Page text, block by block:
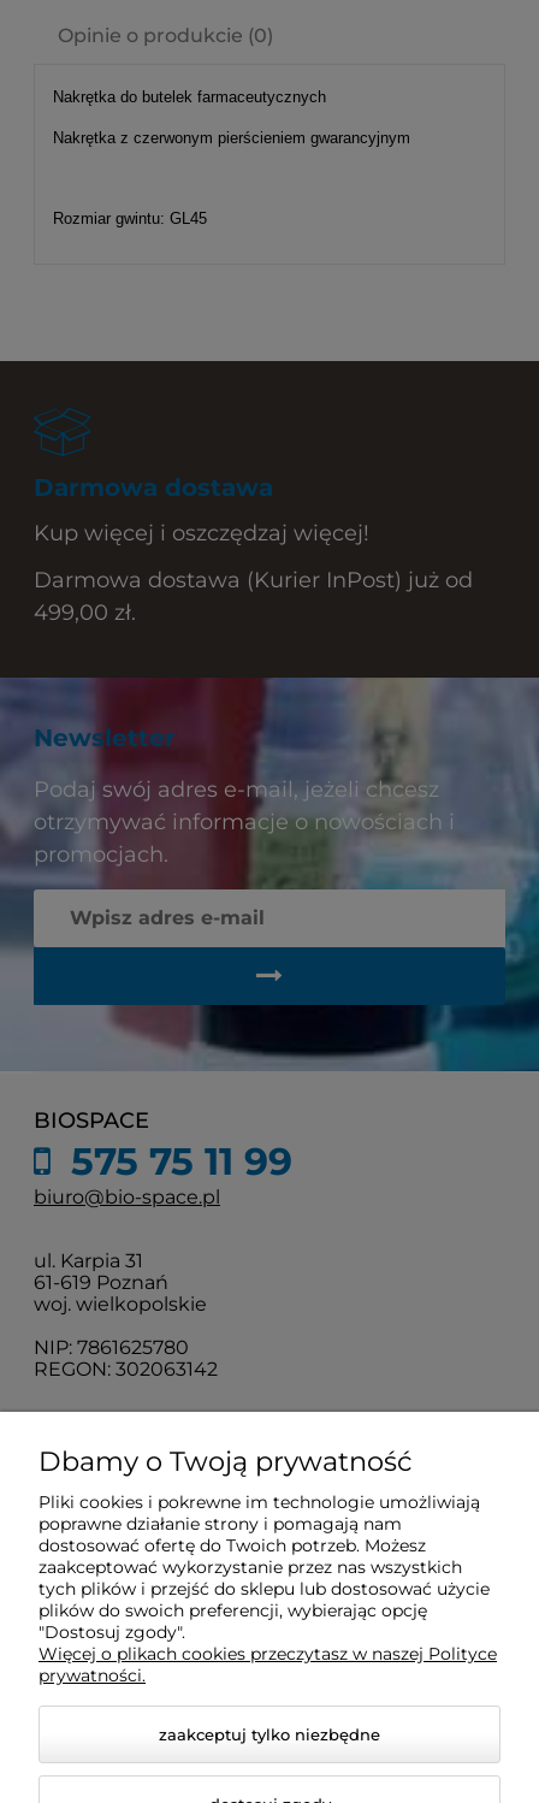
Opinie o produkcie (0)
Nakrętka do butelek farmaceutycznych
Nakrętka z czerwonym pierścieniem gwarancyjnym
Rozmiar gwintu: GL45
Darmowa dostawa
Kup więcej i oszczędzaj więcej!
Darmowa dostawa (Kurier InPost) już od
499,00 zł.
Newsletter
Podaj swój adres e-mail, jeżeli chcesz
otrzymywać informacje o nowościach i
promocjach.
BIOSPACE
575 75 11 99
biuro@bio-space.pl
ul. Karpia 31
61-619 Poznań
woj. wielkopolskie
NIP: 7861625780
REGON: 302063142
O nas
Obsługa klienta
Pomoc
Moje konto
Dbamy o Twoją prywatność
Pliki cookies i pokrewne im technologie umożliwiają
poprawne działanie strony i pomagają nam
dostosować ofertę do Twoich potrzeb. Możesz
zaakceptować wykorzystanie przez nas wszystkich
tych plików i przejść do sklepu lub dostosować użycie
plików do swoich preferencji, wybierając opcję
"Dostosuj zgody".
Więcej o plikach cookies przeczytasz w naszej Polityce
prywatności.
zaakceptuj tylko niezbędne